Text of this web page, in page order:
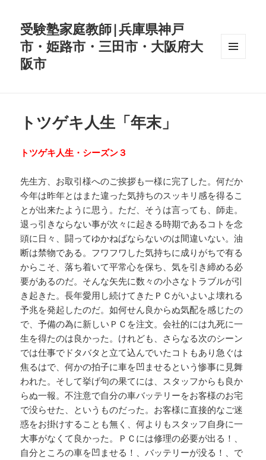
受験塾家庭教師|兵庫県神戸
市・姫路市・三田市・大阪府大
阪市
トツゲキ人生「年末」
トツゲキ人生・シーズン３
先生方、お取引様へのご挨拶も一様に完了した。何だか
今年は昨年とはまた違った気持ちのスッキリ感を得るこ
とが出来たように思う。ただ、そうは言っても、師走。
退っ引きならない事が次々に起きる時期であるコトを念
頭に日々、闘ってゆかねばならないのは間違いない。油
断は禁物である。フワフワした気持ちに成りがちで有る
からこそ、落ち着いて平常心を保ち、気を引き締める必
要があるのだ。そんな矢先に数々の小さなトラブルが引
き起きた。長年愛用し続けてきたＰＣがいよいよ壊れる
予兆を発起したのだ。如何せん良からぬ気配を感じたの
で、予備の為に新しいＰＣを注文。会社的には九死に一
生を得たのは良かった。けれども、さらなる次のシーン
では仕事でドタバタと立て込んでいたコトもあり急ぐは
焦るはで、何かの拍子に車を凹ませるという惨事に見舞
われた。そして挙げ句の果てには、スタッフからも良か
らぬ一報。不注意で自分の車バッテリーをお客様のお宅
で没らせた、というものだった。お客様に直接的なご迷
惑をお掛けすることも無く、何よりもスタッフ自身に一
大事がなくて良かった。ＰＣには修理の必要が出る！、
自分ところの車を凹ませる！、バッテリーが没る！、で